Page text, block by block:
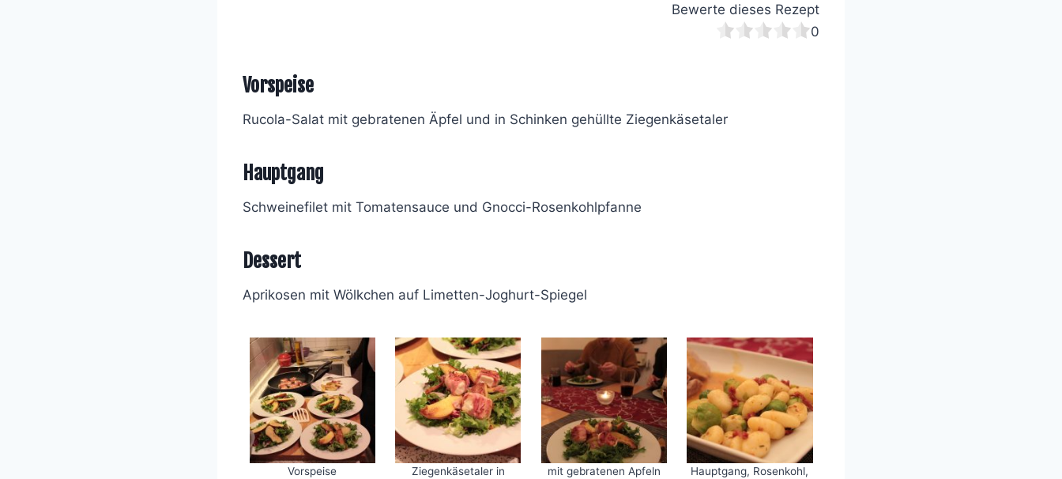
Bewerte dieses Rezept
0
Vorspeise
Rucola-Salat mit gebratenen Äpfel und in Schinken gehüllte Ziegenkäsetaler
Hauptgang
Schweinefilet mit Tomatensauce und Gnocci-Rosenkohlpfanne
Dessert
Aprikosen mit Wölkchen auf Limetten-Joghurt-Spiegel
Vorspeise
Ziegenkäsetaler in
mit gebratenen Apfeln
Hauptgang, Rosenkohl,